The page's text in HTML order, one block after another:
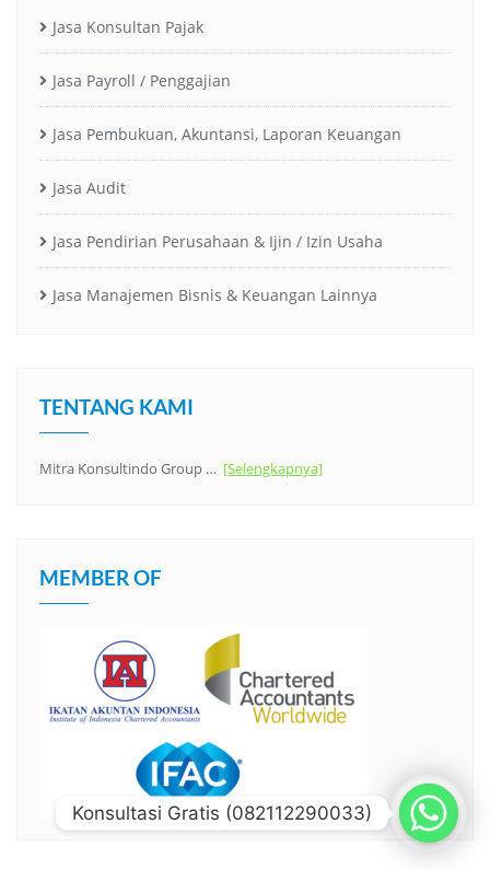
Jasa Konsultan Pajak
Jasa Payroll / Penggajian
Jasa Pembukuan, Akuntansi, Laporan Keuangan
Jasa Audit
Jasa Pendirian Perusahaan & Ijin / Izin Usaha
Jasa Manajemen Bisnis & Keuangan Lainnya
TENTANG KAMI
Mitra Konsultindo Group … [Selengkapnya]
MEMBER OF
Konsultasi Gratis (082112290033)